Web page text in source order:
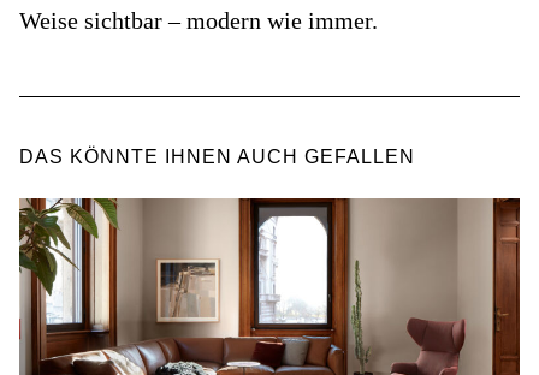
Weise sichtbar – modern wie immer.
DAS KÖNNTE IHNEN AUCH GEFALLEN